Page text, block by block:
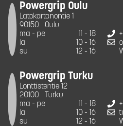
Powergrip Oulu
Latokartanontie 1
90150
Oulu
ma - pe
11 - 18
la
10 - 16
su
12 - 16
Powergrip Turku
Lonttistentie 12
20100
Turku
ma - pe
11 - 18
la
10 - 16
su
12 - 16